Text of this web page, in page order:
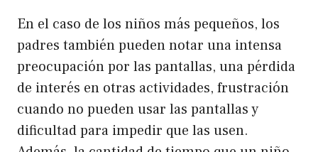
En el caso de los niños más pequeños, los
padres también pueden notar una intensa
preocupación por las pantallas, una pérdida
de interés en otras actividades, frustración
cuando no pueden usar las pantallas y
dificultad para impedir que las usen.